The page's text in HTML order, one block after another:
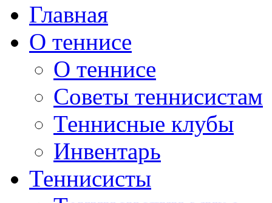
Главная
О теннисе
О теннисе
Советы теннисистам
Теннисные клубы
Инвентарь
Теннисисты